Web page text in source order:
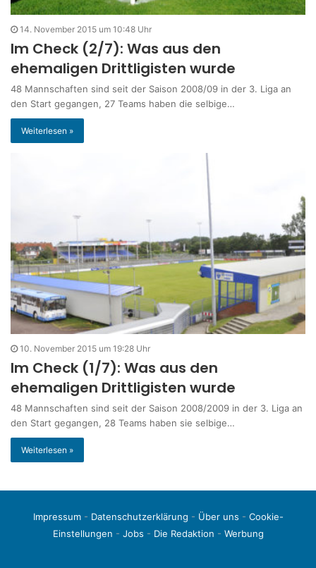
14. November 2015 um 10:48 Uhr
Im Check (2/7): Was aus den
ehemaligen Drittligisten wurde
48 Mannschaften sind seit der Saison 2008/09 in der 3. Liga an
den Start gegangen, 27 Teams haben die selbige…
Weiterlesen »
10. November 2015 um 19:28 Uhr
Im Check (1/7): Was aus den
ehemaligen Drittligisten wurde
48 Mannschaften sind seit der Saison 2008/2009 in der 3. Liga an
den Start gegangen, 28 Teams haben sie selbige…
Weiterlesen »
Impressum- Datenschutzerklärung - Über uns - Cookie-
Einstellungen - Jobs - Die Redaktion - Werbung